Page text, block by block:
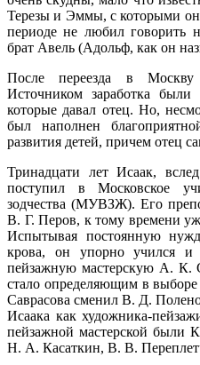
Терезы и Эммы, с которыми
периоде не любил говорить
брат Авель (Адольф, как он
После переезда в
Источником заработка были
которые давал отец. Но,
был наполнен
развития детей, причем отец
Тринадцати лет Исаак,
поступил в Московское
зодчества (МУВЗЖ). Его
В. Г. Перов, к тому времени
Испытывая постоянную
крова, он упорно учился
пейзажную мастерскую А. К.
стало определяющим в
Саврасова сменил В. Д.
Исаака как художника-
пейзажной мастерской
Н. А. Касаткин, В. В.